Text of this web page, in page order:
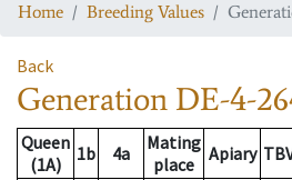
Home Breeding Values
Back
Generation DE-4-
Queen
(1A)
1b 4a
Mating
place
Apiary